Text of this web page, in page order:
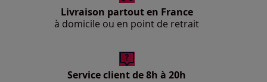
Livraison partout en France
à domicile ou en point de retrait
Service client de 8h à 20h